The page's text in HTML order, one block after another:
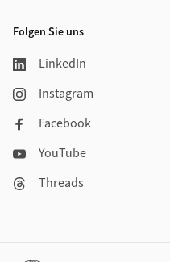
Folgen Sie uns
LinkedIn
Instagram
Facebook
YouTube
Threads